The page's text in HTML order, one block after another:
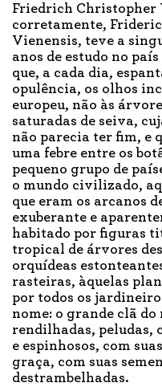
Friedrich Christopher
corretamente,
Vienensis, teve a
anos de estudo no
que, a cada dia,
opulência, os olhos
europeu, não às
saturadas de seiva,
não parecia ter fim, e
uma febre entre os
pequeno grupo de
o mundo civilizado,
que eram os arcanos
exuberante e
habitado por figuras
tropical de árvores
orquídeas
rasteiras, àquelas
por todos os
nome: o grande clã
rendilhadas, peludas,
e espinhosos, com
graça, com suas
destrambelhadas.